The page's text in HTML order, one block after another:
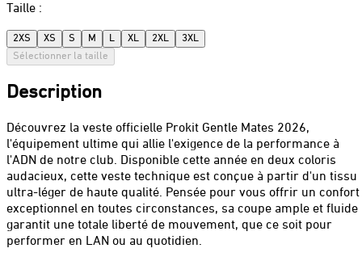
Taille :
2XS XS S M L XL 2XL
3XL
Sélectionner la taille
Description
Découvrez la veste officielle Prokit Gentle Mates 2026,
l'équipement ultime qui allie l'exigence de la performance à
l'ADN de notre club. Disponible cette année en deux coloris
audacieux, cette veste technique est conçue à partir d'un tissu
ultra-léger de haute qualité. Pensée pour vous offrir un confort
exceptionnel en toutes circonstances, sa coupe ample et fluide
garantit une totale liberté de mouvement, que ce soit pour
performer en LAN ou au quotidien.